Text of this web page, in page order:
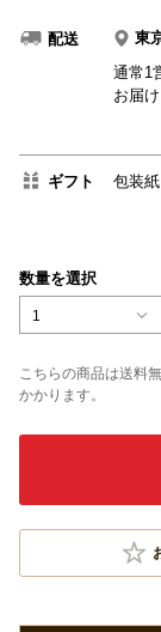
配送 東
通常1
お届け
ギフト 包装紙
数量を選択
1
こちらの商品は送料
かかります。